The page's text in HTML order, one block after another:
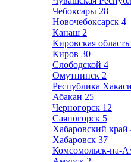
Чебоксары 28
Новочебоксарск 4
Канаш 2
Кировская область
Киров 30
Слободской 4
Омутнинск 2
Республика
Абакан 25
Черногорск 12
Саяногорск 5
Хабаровский край
Хабаровск 37
Комсомольск-на-